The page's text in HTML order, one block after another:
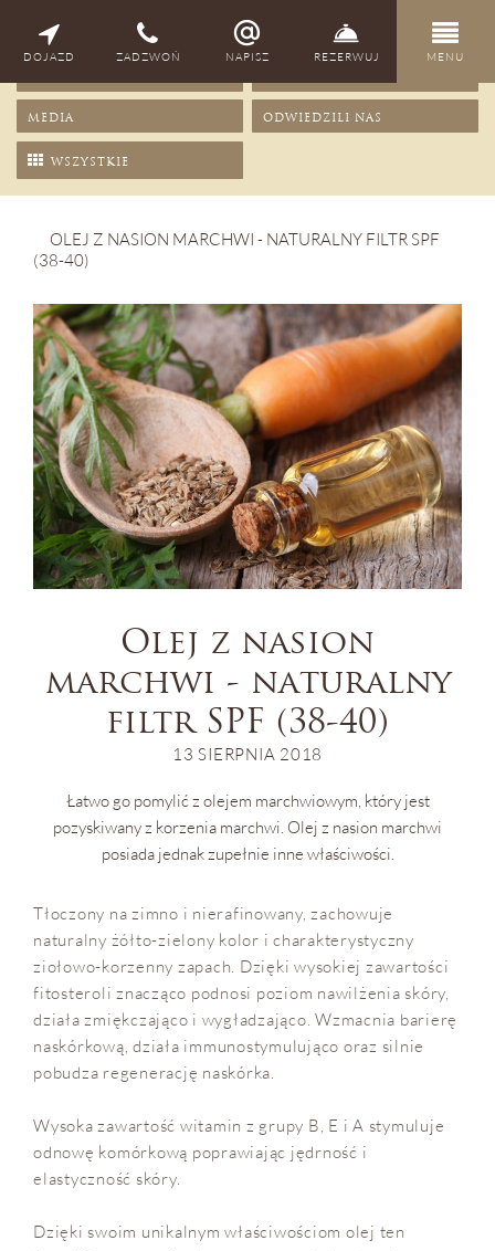
DOJAZD ZADZWOŃ NAPISZ REZERWUJ MENU
NAGRODY
MEDIA ODWIEDZILI NAS
WSZYSTKIE
OLEJ Z NASION MARCHWI - NATURALNY FILTR SPF
(38-40)
Olej z nasion
marchwi - naturalny
filtr SPF (38-40)
13 SIERPNIA 2018
Łatwo go pomylić z olejem marchwiowym, który jest
pozyskiwany z korzenia marchwi. Olej z nasion marchwi
posiada jednak zupełnie inne właściwości.
Tłoczony na zimno i nierafinowany, zachowuje
naturalny żółto-zielony kolor i charakterystyczny
ziołowo-korzenny zapach. Dzięki wysokiej zawartości
fitosteroli znacząco podnosi poziom nawilżenia skóry,
działa zmiękczająco i wygładzająco. Wzmacnia barierę
naskórkową, działa immunostymulująco oraz silnie
pobudza regenerację naskórka.
Wysoka zawartość witamin z grupy B, E i A stymuluje
odnowę komórkową poprawiając jędrność i
elastyczność skóry.
Dzięki swoim unikalnym właściwościom olej ten